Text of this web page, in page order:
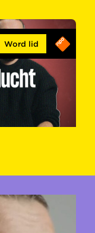
Word lid